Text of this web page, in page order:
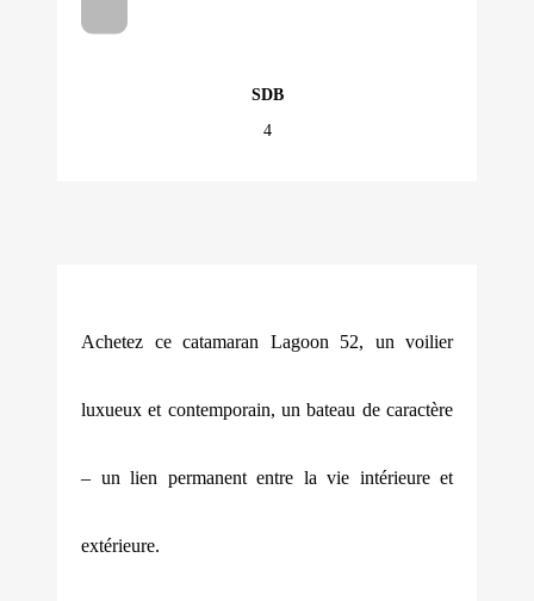
SDB
4
Achetez ce catamaran Lagoon 52, un voilier
luxueux et contemporain, un bateau de caractère
– un lien permanent entre la vie intérieure et
extérieure.